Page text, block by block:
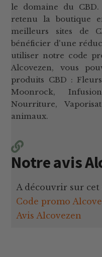
le domaine du CBD.
retenu la boutique
meilleurs sites de
bénéficier d'une
utiliser notre code
Alcovezen, vous
produits CBD :
Moonrock,
Nourriture,
animaux.
Notre avis
A découvrir sur cet
Code promo
Avis Alcovezen